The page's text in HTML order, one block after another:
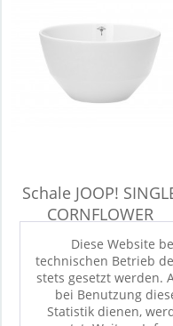
Schale JOOP!
CORNFLOWER
Sofort verfügbar
15,90 €
Diese Website
technischen Betrieb
stets gesetzt werden.
bei Benutzung
Statistik dienen,